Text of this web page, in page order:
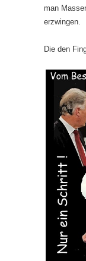
man
erzwingen.
Die den